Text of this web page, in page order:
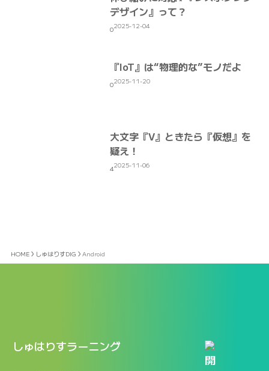
デザイン』って？
02025-12-04
『IoT』は“物理的な”モノだよ
02025-11-20
大文字『V』ときたら『仮想』を
疑え！
42025-11-06
HOME しゅはりすDIG Android
しゅはりすラーニング